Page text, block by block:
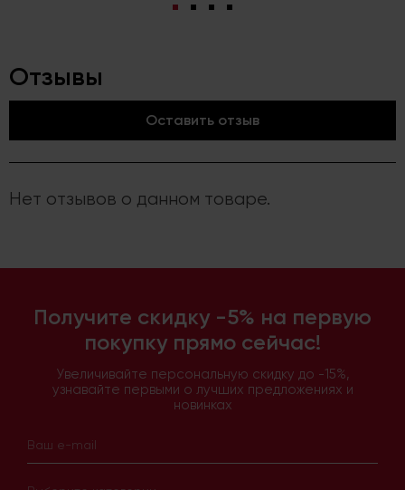
Отзывы
Оставить отзыв
Нет отзывов о данном товаре.
Получите скидку -5% на первую
покупку прямо сейчас!
Увеличивайте персональную скидку до -15%,
узнавайте первыми о лучших предложениях и
новинках